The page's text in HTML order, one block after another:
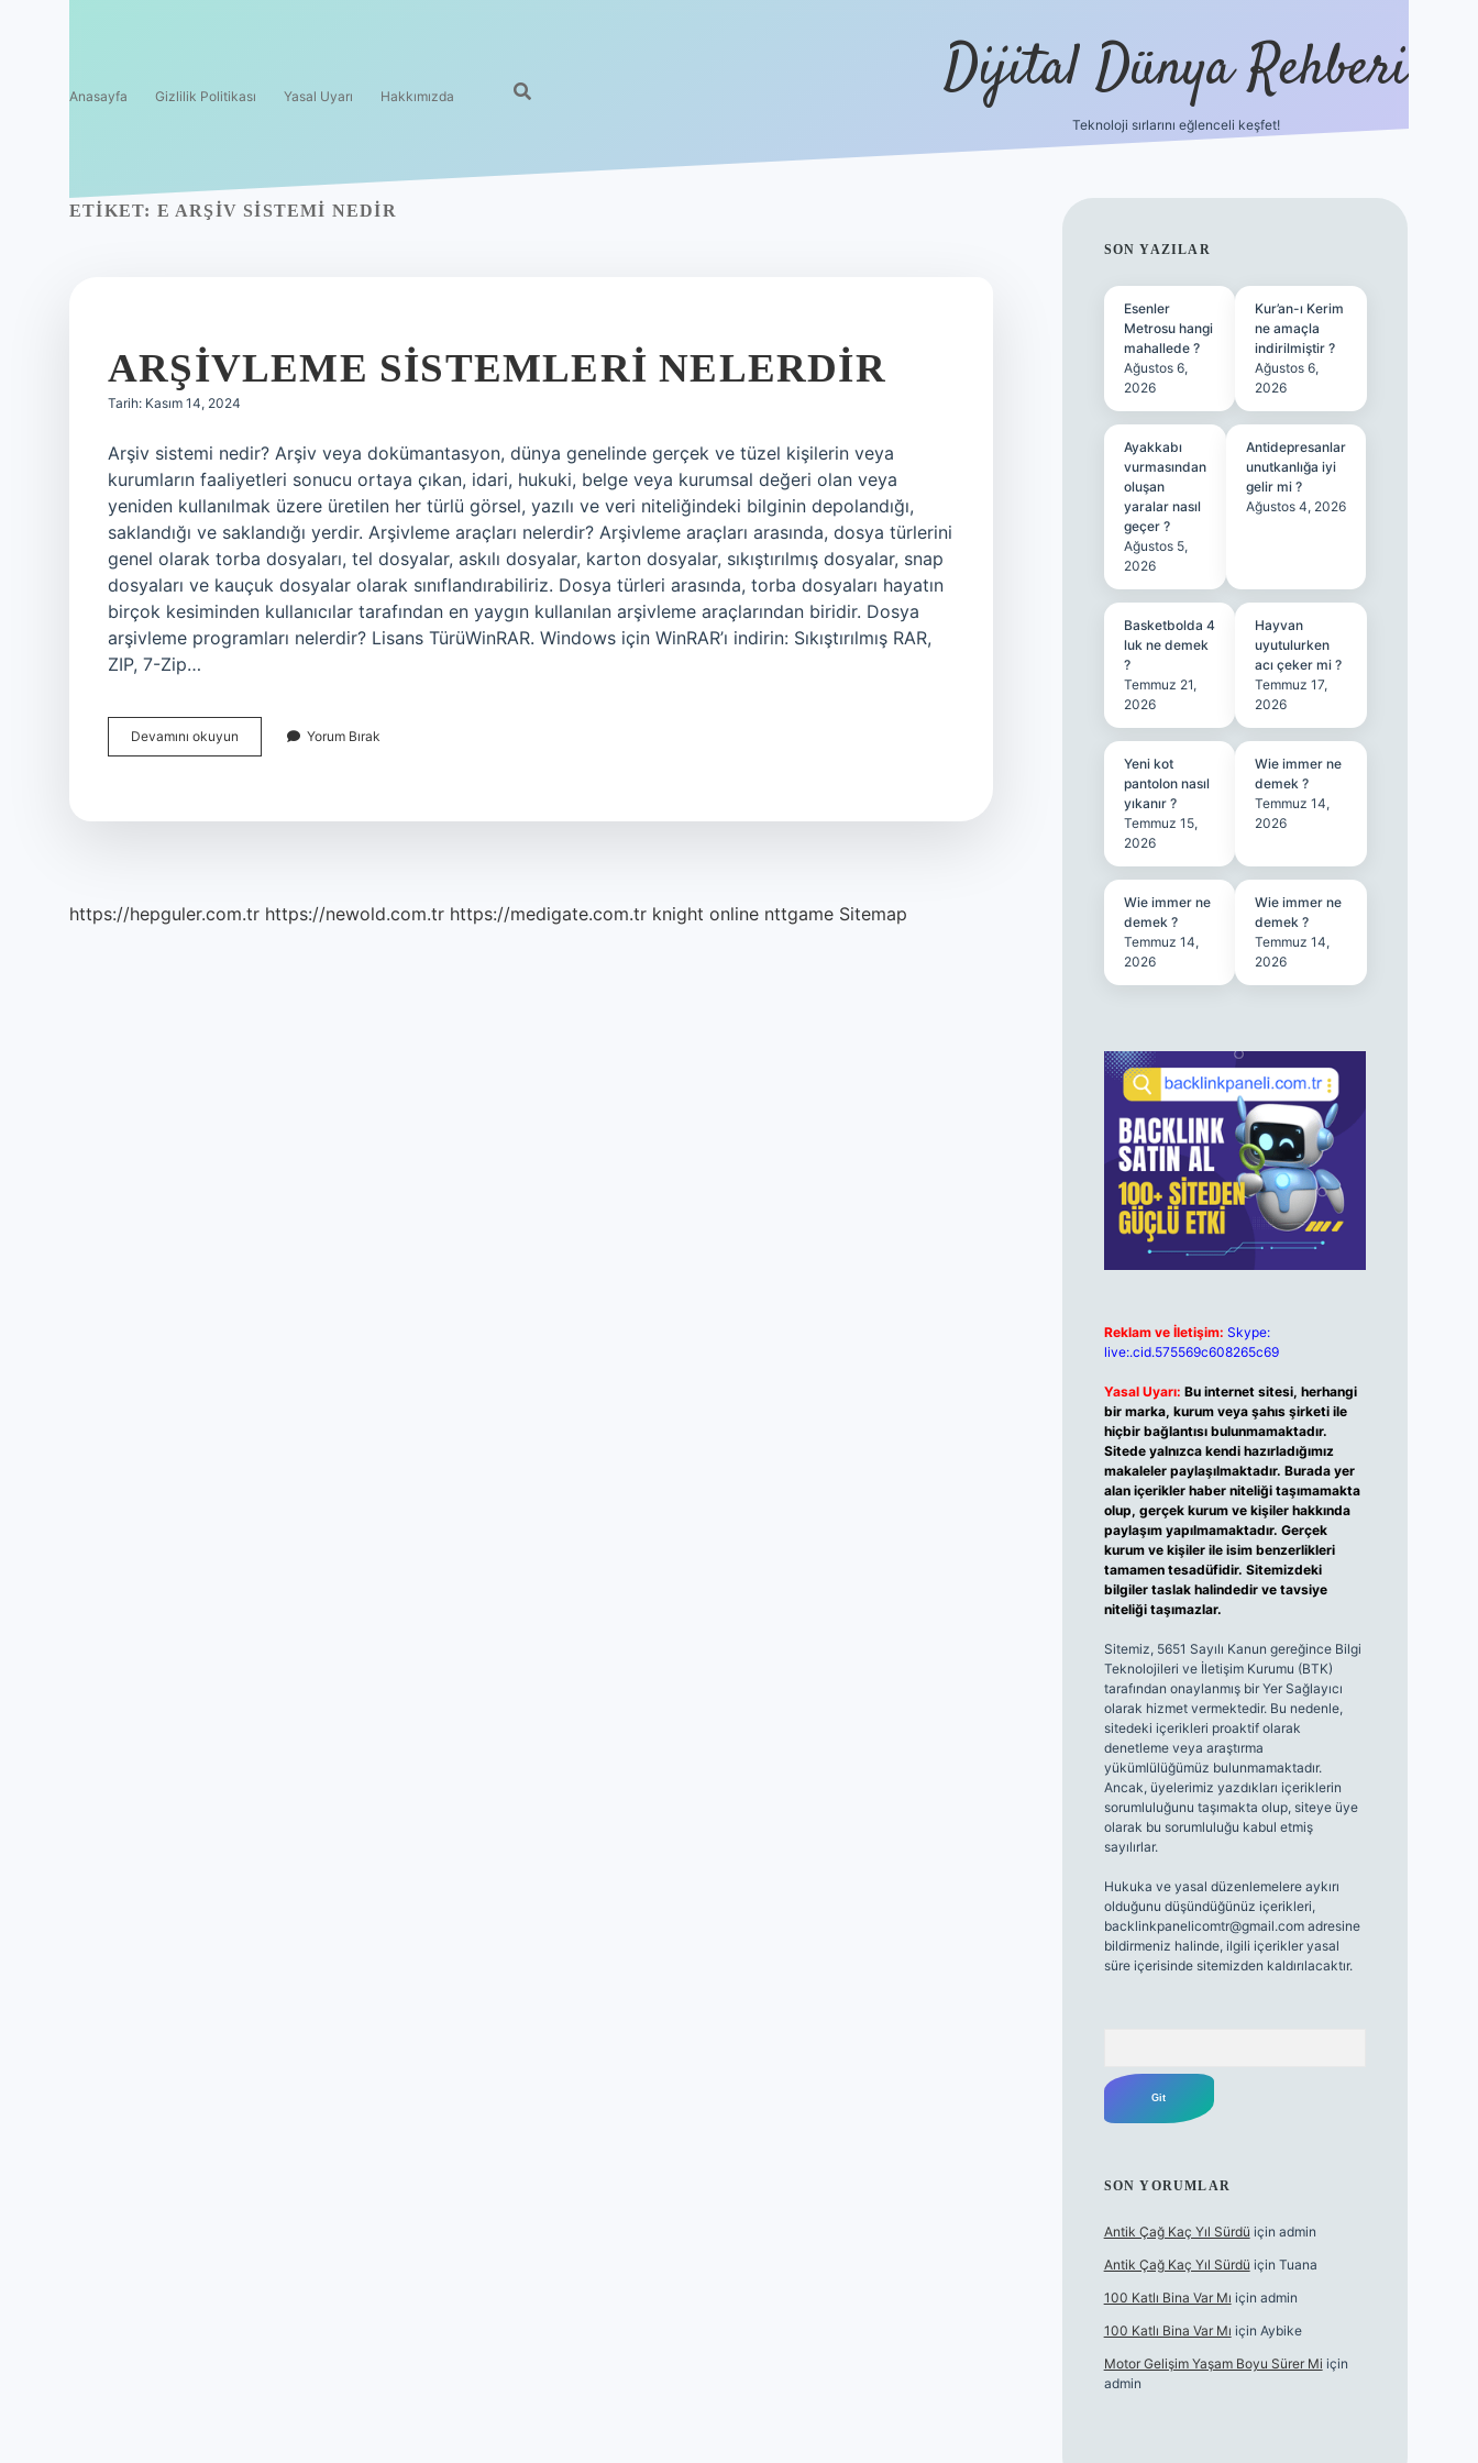
Anasayfa Gizlilik Politikası Yasal Uyarı Hakkımızda Dijital Dünya Rehberi
Teknoloji sırlarını eğlenceli keşfet!
ETIKET: E ARŞIV SISTEMI NEDIR
ARŞIVLEME SISTEMLERI NELERDIR
Tarih: Kasım 14, 2024
Arşiv sistemi nedir? Arşiv veya dokümantasyon, dünya genelinde gerçek ve tüzel kişilerin veya
kurumların faaliyetleri sonucu ortaya çıkan, idari, hukuki, belge veya kurumsal değeri olan veya
yeniden kullanılmak üzere üretilen her türlü görsel, yazılı ve veri niteliğindeki bilginin depolandığı,
saklandığı ve saklandığı yerdir. Arşivleme araçları nelerdir? Arşivleme araçları arasında, dosya türlerini
genel olarak torba dosyaları, tel dosyalar, askılı dosyalar, karton dosyalar, sıkıştırılmış dosyalar, snap
dosyaları ve kauçuk dosyalar olarak sınıflandırabiliriz. Dosya türleri arasında, torba dosyaları hayatın
birçok kesiminden kullanıcılar tarafından en yaygın kullanılan arşivleme araçlarından biridir. Dosya
arşivleme programları nelerdir? Lisans TürüWinRAR. Windows için WinRAR’ı indirin: Sıkıştırılmış RAR,
ZIP, 7-Zip…
Devamını okuyun Arşivleme
Sistemleri
Yorum Bırak
https://hepguler.com.tr https://newold.com.tr https://medigate.com.tr knight online nttgame Sitemap
SIDEBAR
SON YAZILAR
Esenler
Metrosu hangi
mahallede ?
Ağustos 6,
2026
Kur’an-ı Kerim
ne amaçla
indirilmiştir ?
Ağustos 6,
2026
Ayakkabı
vurmasından
oluşan
yaralar nasıl
geçer ?
Ağustos 5,
2026
Antidepresanlar
unutkanlığa iyi
gelir mi ?
Ağustos 4, 2026
Basketbolda 4
luk ne demek
?
Temmuz 21,
2026
Hayvan
uyutulurken
acı çeker mi ?
Temmuz 17,
2026
Yeni kot
pantolon nasıl
yıkanır ?
Temmuz 15,
2026
Wie immer ne
demek ?
Temmuz 14,
2026
Wie immer ne
demek ?
Temmuz 14,
2026
Wie immer ne
demek ?
Temmuz 14,
2026
Reklam ve İletişim: Skype:
live:.cid.575569c608265c69
Yasal Uyarı: Bu internet sitesi, herhangi
bir marka, kurum veya şahıs şirketi ile
hiçbir bağlantısı bulunmamaktadır.
Sitede yalnızca kendi hazırladığımız
makaleler paylaşılmaktadır. Burada yer
alan içerikler haber niteliği taşımamakta
olup, gerçek kurum ve kişiler hakkında
paylaşım yapılmamaktadır. Gerçek
kurum ve kişiler ile isim benzerlikleri
tamamen tesadüfidir. Sitemizdeki
bilgiler taslak halindedir ve tavsiye
niteliği taşımazlar.
Sitemiz, 5651 Sayılı Kanun gereğince Bilgi
Teknolojileri ve İletişim Kurumu (BTK)
tarafından onaylanmış bir Yer Sağlayıcı
olarak hizmet vermektedir. Bu nedenle,
sitedeki içerikleri proaktif olarak
denetleme veya araştırma
yükümlülüğümüz bulunmamaktadır.
Ancak, üyelerimiz yazdıkları içeriklerin
sorumluluğunu taşımakta olup, siteye üye
olarak bu sorumluluğu kabul etmiş
sayılırlar.
Hukuka ve yasal düzenlemelere aykırı
olduğunu düşündüğünüz içerikleri,
backlinkpanelicomtr@gmail.comadresine
bildirmeniz halinde, ilgili içerikler yasal
süre içerisinde sitemizden kaldırılacaktır.
SON YORUMLAR
Antik Çağ Kaç Yıl Sürdü için admin
Antik Çağ Kaç Yıl Sürdü için Tuana
100 Katlı Bina Var Mı için admin
100 Katlı Bina Var Mı için Aybike
Motor Gelişim Yaşam Boyu Sürer Mi için
admin
tulipbet